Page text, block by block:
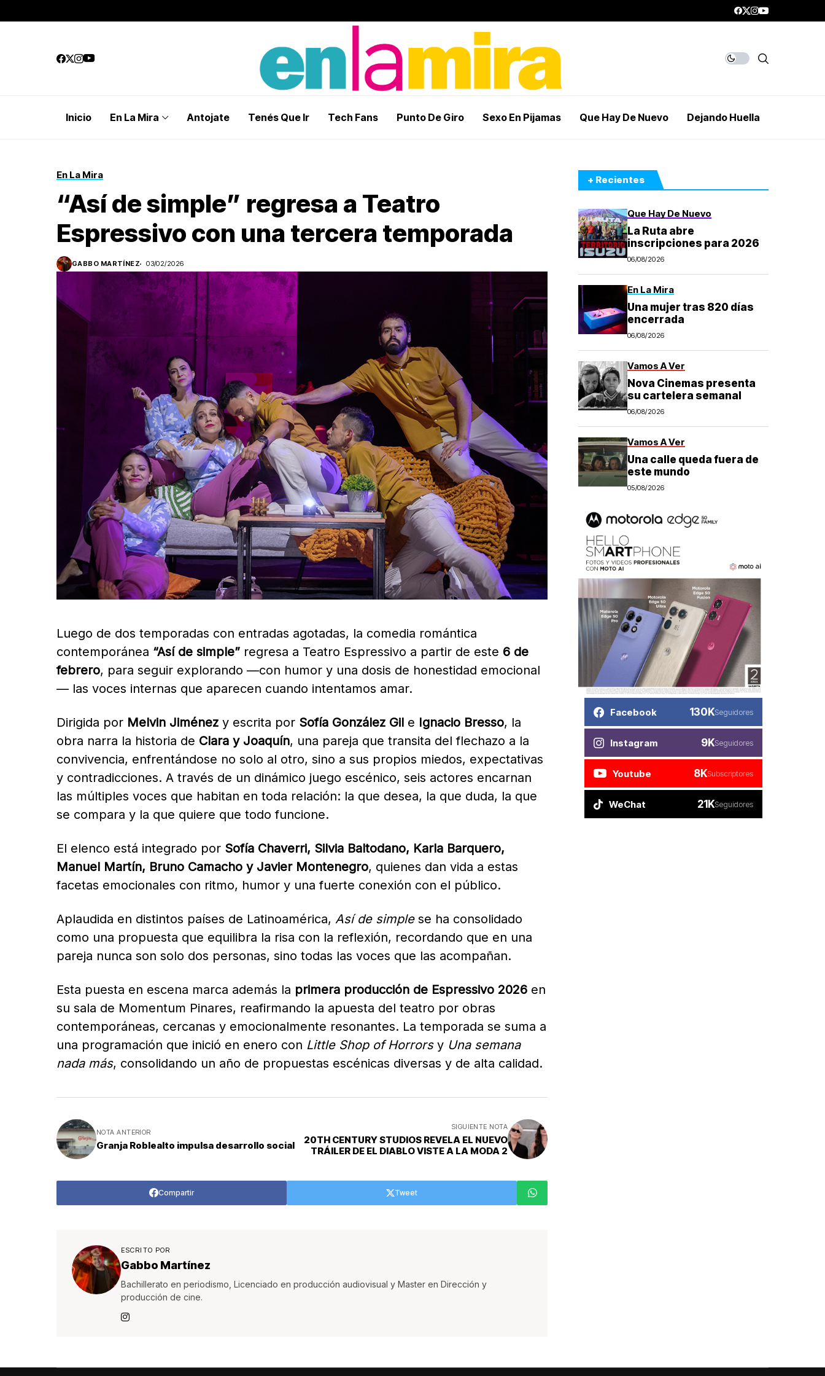
Inicio En La Mira Antojate Tenés Que Ir Tech Fans Punto De Giro Sexo En Pijamas Que Hay De Nuevo Dejando Huella
En La Mira
“Así de simple” regresa a Teatro
Espressivo con una tercera temporada
GABBO MARTÍNEZ 03/02/2026
Luego de dos temporadas con entradas agotadas, la comedia romántica
contemporánea “Así de simple” regresa a Teatro Espressivo a partir de este 6 de
febrero, para seguir explorando —con humor y una dosis de honestidad emocional
— las voces internas que aparecen cuando intentamos amar.
Dirigida por Melvin Jiménez y escrita por Sofía González Gil e Ignacio Bresso, la
obra narra la historia de Clara y Joaquín, una pareja que transita del flechazo a la
convivencia, enfrentándose no solo al otro, sino a sus propios miedos, expectativas
y contradicciones. A través de un dinámico juego escénico, seis actores encarnan
las múltiples voces que habitan en toda relación: la que desea, la que duda, la que
se compara y la que quiere que todo funcione.
El elenco está integrado por Sofía Chaverri, Silvia Baltodano, Karla Barquero,
Manuel Martín, Bruno Camacho y Javier Montenegro, quienes dan vida a estas
facetas emocionales con ritmo, humor y una fuerte conexión con el público.
Aplaudida en distintos países de Latinoamérica, Así de simplese ha consolidado
como una propuesta que equilibra la risa con la reflexión, recordando que en una
pareja nunca son solo dos personas, sino todas las voces que las acompañan.
Esta puesta en escena marca además la primera producción de Espressivo 2026 en
su sala de Momentum Pinares, reafirmando la apuesta del teatro por obras
contemporáneas, cercanas y emocionalmente resonantes. La temporada se suma a
una programación que inició en enero con Little Shop of Horrorsy Una semana
nada más, consolidando un año de propuestas escénicas diversas y de alta calidad.
NOTA ANTERIOR
Granja Roblealto impulsa desarrollo social
SIGUIENTE NOTA
20TH CENTURY STUDIOS REVELA EL NUEVO
TRÁILER DE EL DIABLO VISTE A LA MODA 2
Compartir Tweet
ESCRITO POR
Gabbo Martínez
Bachillerato en periodismo, Licenciado en producción audiovisual y Master en Dirección y
producción de cine.
+ Recientes
Que Hay De Nuevo
La Ruta abre
inscripciones para 2026
06/08/2026
En La Mira
Una mujer tras 820 días
encerrada
06/08/2026
Vamos A Ver
Nova Cinemas presenta
su cartelera semanal
06/08/2026
Vamos A Ver
Una calle queda fuera de
este mundo
05/08/2026
Facebook 130KSeguidores
Instagram 9KSeguidores
Youtube 8KSubscriptores
WeChat 21KSeguidores